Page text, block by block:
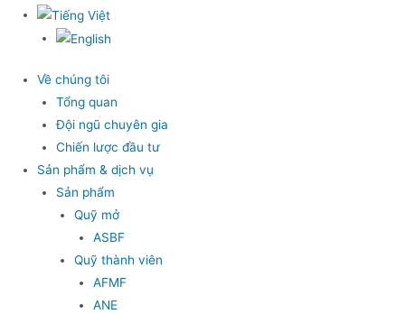
Về chúng tôi
Tổng quan
Đội ngũ chuyên gia
Chiến lược đầu tư
Sản phẩm & dịch vụ
Sản phẩm
Quỹ mở
ASBF
Quỹ thành viên
AFMF
ANE